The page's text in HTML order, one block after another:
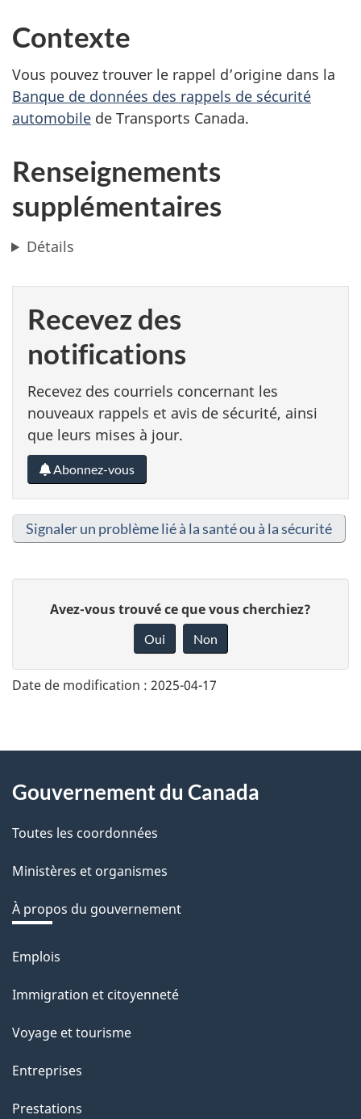
Contexte
Vous pouvez trouver le rappel d’origine dans la
Banque de données des rappels de sécurité
automobile de Transports Canada.
Renseignements
supplémentaires
Détails
Recevez des
notifications
Recevez des courriels concernant les
nouveaux rappels et avis de sécurité, ainsi
que leurs mises à jour.
Abonnez-vous
Signaler un problème lié à la santé ou à la sécurité
n
v
o
t
r
r
é
t
r
a
c
i
o
Avez-vous trouvé ce que vous cherchiez?
Oui Non
Date de modification : 2025-04-17
About
this
site
Gouvernement du Canada
Toutes les coordonnées
Ministères et organismes
À propos du gouvernement
Thèmes
sujets
Emplois
Immigration et citoyenneté
Voyage et tourisme
Entreprises
Prestations